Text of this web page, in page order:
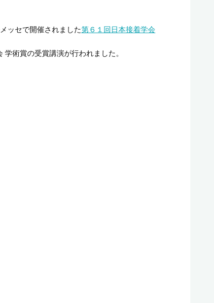
ッセで開催されました第６１回日本接着学会
術賞の受賞講演が行われました。